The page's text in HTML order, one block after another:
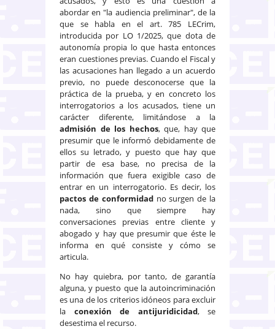
abordar en "la audiencia preliminar", de la
que se habla en el art. 785 LECrim,
introducida por LO 1/2025, que dota de
autonomía propia lo que hasta entonces
eran cuestiones previas. Cuando el Fiscal y
las acusaciones han llegado a un acuerdo
previo, no puede desconocerse que la
práctica de la prueba, y en concreto los
interrogatorios a los acusados, tiene un
carácter diferente, limitándose a la
admisión de los hechos, que, hay que
presumir que le informó debidamente de
ellos su letrado, y puesto que hay que
partir de esa base, no precisa de la
información que fuera exigible caso de
entrar en un interrogatorio. Es decir, los
pactos de conformidadno surgen de la
nada, sino que siempre hay
conversaciones previas entre cliente y
abogado y hay que presumir que éste le
informa en qué consiste y cómo se
articula.
No hay quiebra, por tanto, de garantía
alguna, y puesto que la autoincriminación
es una de los criterios idóneos para excluir
la conexión de antijuridicidad, se
desestima el recurso.